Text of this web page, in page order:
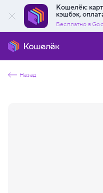
Кошелёк:
кэшбэк,
Бесплатно в
Назад